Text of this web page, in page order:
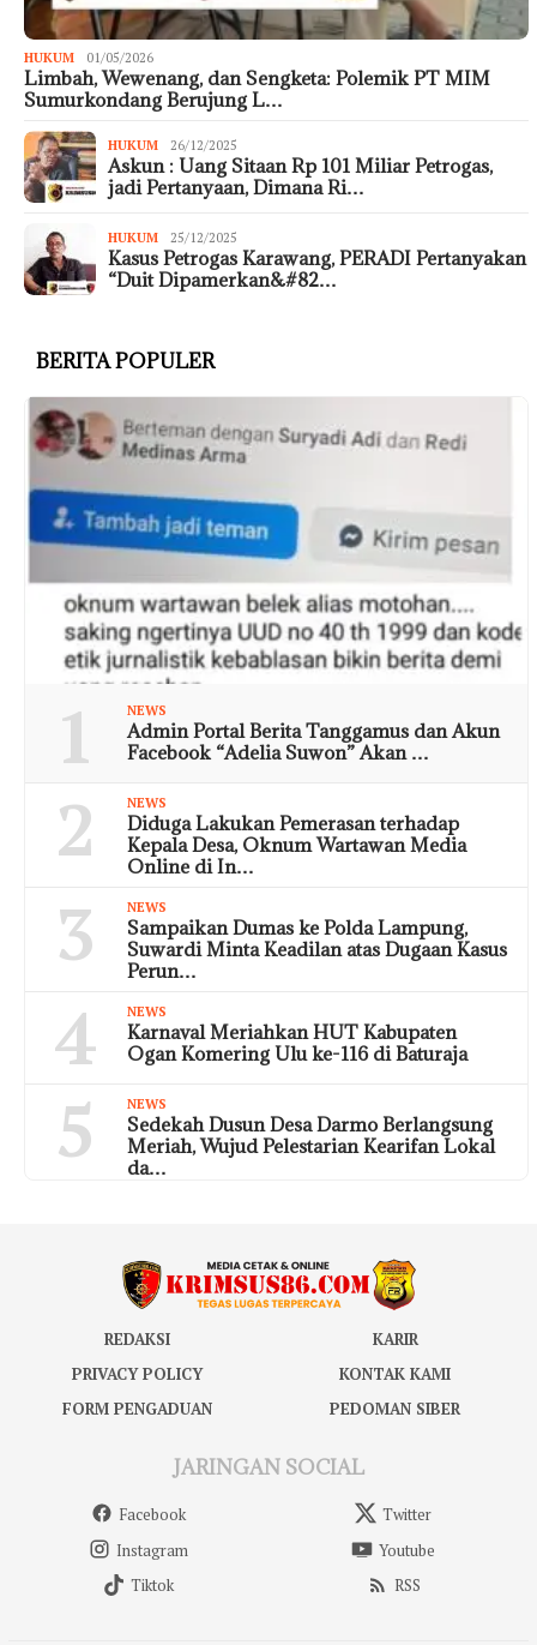
HUKUM 01/05/2026
Limbah, Wewenang, dan Sengketa: Polemik PT MIM
Sumurkondang Berujung L…
HUKUM 26/12/2025
Askun : Uang Sitaan Rp 101 Miliar Petrogas,
jadi Pertanyaan, Dimana Ri…
HUKUM 25/12/2025
Kasus Petrogas Karawang, PERADI Pertanyakan
“Duit Dipamerkan&#82…
BERITA POPULER
1 NEWS
Admin Portal Berita Tanggamus dan Akun
Facebook “Adelia Suwon” Akan …
2 NEWS
Diduga Lakukan Pemerasan terhadap
Kepala Desa, Oknum Wartawan Media
Online di In…
3 NEWS
Sampaikan Dumas ke Polda Lampung,
Suwardi Minta Keadilan atas Dugaan Kasus
Perun…
4 NEWS
Karnaval Meriahkan HUT Kabupaten
Ogan Komering Ulu ke-116 di Baturaja
5 NEWS
Sedekah Dusun Desa Darmo Berlangsung
Meriah, Wujud Pelestarian Kearifan Lokal
da…
REDAKSI
KARIR
PRIVACY POLICY
KONTAK KAMI
FORM PENGADUAN
PEDOMAN SIBER
JARINGAN SOCIAL
Facebook
Twitter
Instagram
Youtube
Tiktok
RSS